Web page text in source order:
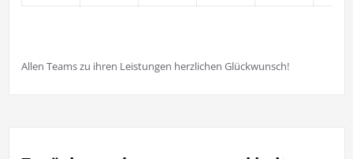
Allen Teams zu ihren Leistungen herzlichen Glückwunsch!